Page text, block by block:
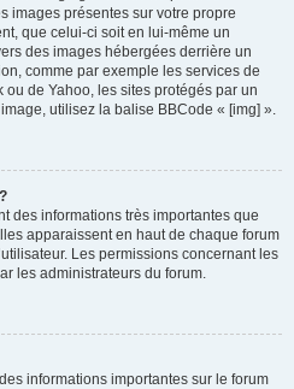
images présentes sur votre propre
que celui-ci soit en lui-même un
des images hébergées derrière un
comme par exemple les services de
de Yahoo, les sites protégés par un
utilisez la balise BBCode « [img] ».
des informations très importantes que
apparaissent en haut de chaque forum
Les permissions concernant les
les administrateurs du forum.
informations importantes sur le forum